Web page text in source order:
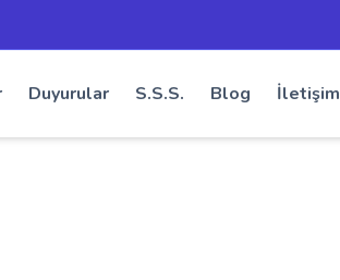
Duyurular S.S.S. Blog İletişim